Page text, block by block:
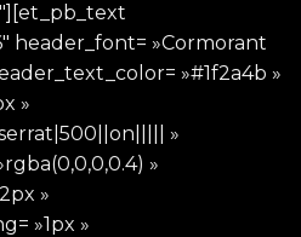
header_font= »Cormorant
»#1f2a4b »
»
»
»
»
»1px »